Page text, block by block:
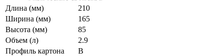
Длина (мм)
210
Ширина (мм)
165
Высота (мм)
85
Объем (л)
2.9
Профиль картона
В